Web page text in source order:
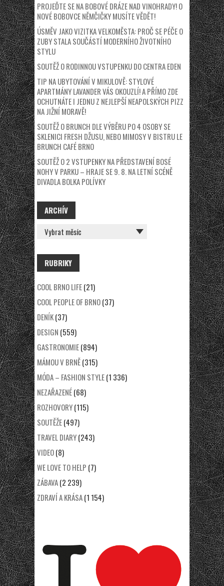
PROJEĎTE SE NA BOBOVÉ DRÁZE NAD VINOHRADY! O
NOVÉ BOBOVCE NĚMČIČKY MUSÍTE VĚDĚT!
ÚSMĚV JAKO VIZITKA VELKOMĚSTA: PROČ SE PÉČE O
ZUBY STALA SOUČÁSTÍ MODERNÍHO ŽIVOTNÍHO
STYLU
SOUTĚŽ O RODINNOU VSTUPENKU DO CENTRA EDEN
TIP NA UBYTOVÁNÍ V MIKULOVĚ: STYLOVÉ
APARTMÁNY LAVANDER VÁS OKOUZLÍ! A PŘÍMO ZDE
OCHUTNÁTE I JEDNU Z NEJLEPŠÍ NEAPOLSKÝCH PIZZ
NA JIŽNÍ MORAVĚ!
SOUTĚŽ O BRUNCH DLE VÝBĚRU PO 4 OSOBY SE
SKLENICI FRESH DŽUSU, NEBO MIMOSY V BISTRU LE
BRUNCH CAFÉ BRNO
SOUTĚŽ O 2 VSTUPENKY NA PŘEDSTAVENÍ BOSÉ
NOHY V PARKU – HRAJE SE 9. 8. NA LETNÍ SCÉNĚ
DIVADLA BOLKA POLÍVKY
ARCHÍV
ARCHÍV
RUBRIKY
COOL BRNO LIFE(21)
COOL PEOPLE OF BRNO(37)
DENÍK(37)
DESIGN (559)
GASTRONOMIE(894)
MÁMOU V BRNĚ(315)
MÓDA – FASHION STYLE(1 336)
NEZAŘAZENÉ(68)
ROZHOVORY(115)
SOUTĚŽE(497)
TRAVEL DIARY(243)
VIDEO(8)
WE LOVE TO HELP (7)
ZÁBAVA(2 239)
ZDRAVÍ A KRÁSA(1 154)